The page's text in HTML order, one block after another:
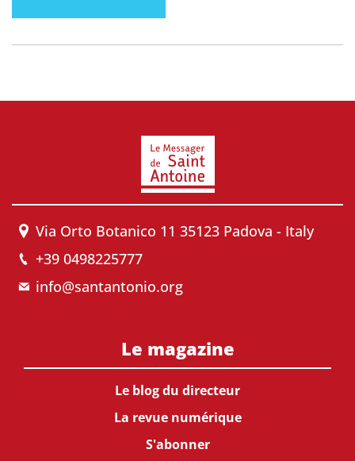
Via Orto Botanico 11 35123 Padova - Italy
+39 0498225777
info@santantonio.org
Le magazine
Le blog du directeur
La revue numérique
S'abonner